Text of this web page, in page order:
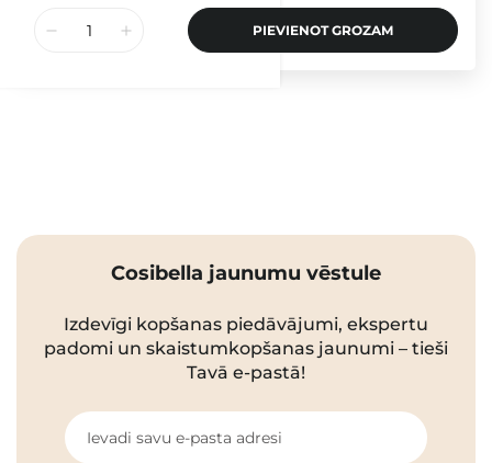
PIEVIENOT GROZAM
Cosibella jaunumu vēstule
Izdevīgi kopšanas piedāvājumi, ekspertu
padomi un skaistumkopšanas jaunumi – tieši
Tavā e-pastā!
Ievadi savu e-pasta adresi